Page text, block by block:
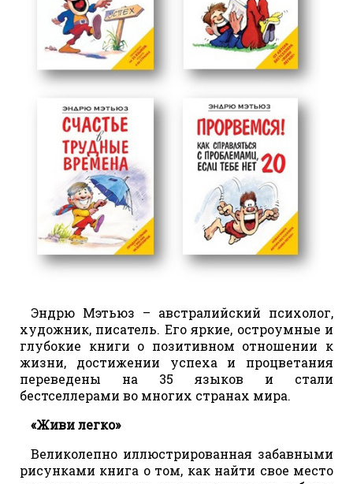
Эндрю Мэтьюз – австралийский психолог,
художник, писатель. Его яркие, остроумные и
глубокие книги о позитивном отношении к
жизни, достижении успеха и процветания
переведены на 35 языков и стали
бестселлерами во многих странах мира.
«Живи легко»
Великолепно иллюстрированная забавными
рисунками книга о том, как найти свое место